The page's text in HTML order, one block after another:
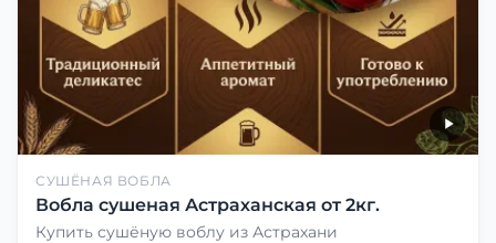
СУШЁНАЯ ВОБЛА
Вобла сушеная Астраханская от 2кг.
Купить сушёную воблу из Астрахани